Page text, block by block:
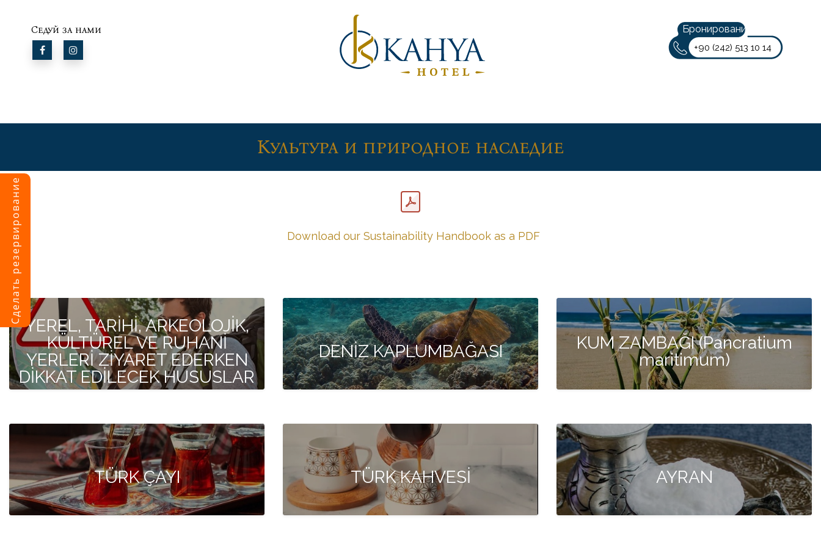
Следуй за нами Бронирование
+90 (242) 513 10 14
Культура и природное наследие
Download our Sustainability Handbook as a PDF
YEREL, TARİHİ, ARKEOLOJİK,
KÜLTÜREL VE RUHANİ
YERLERİ ZİYARET EDERKEN
DİKKAT EDİLECEK HUSUSLAR
DENİZ KAPLUMBAĞASI
KUM ZAMBAĞI (Pancratium
maritimum)
TÜRK ÇAYI TÜRK KAHVESİ AYRAN
Сделать резервирование